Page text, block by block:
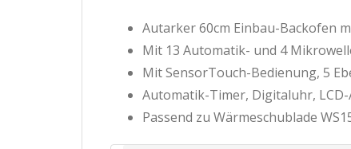
Autarker 60cm Einbau-Backofen
Mit 13 Automatik- und 4
Mit SensorTouch-Bedienung, 5
Automatik-Timer, Digitaluhr,
Passend zu Wärmeschublade